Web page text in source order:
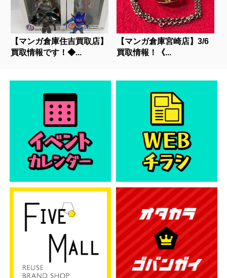
【マンガ倉庫住吉買取店】
買取情報です！◆...
【マンガ倉庫宮崎店】3/6
買取情報！《...